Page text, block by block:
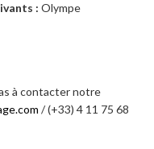
: Olympe
à contacter notre
/ (+33) 4 11 75 68